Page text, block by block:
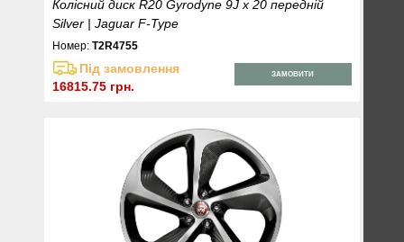
Колісний диск R20 Gyrodyne 9J x 20 передній
Silver | Jaguar F-Type
Номер:T2R4755
Під замовлення
16815.75 грн.
ЗАМОВИТИ